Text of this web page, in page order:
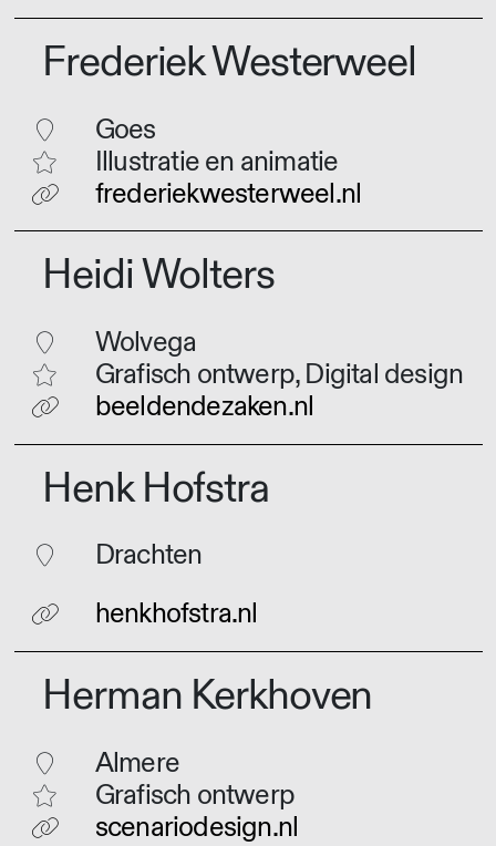
Frederiek Westerweel
Goes
Illustratie en animatie
frederiekwesterweel.nl
Heidi Wolters
Wolvega
Grafisch ontwerp, Digital design
beeldendezaken.nl
Henk Hofstra
Drachten
henkhofstra.nl
Herman Kerkhoven
Almere
Grafisch ontwerp
scenariodesign.nl